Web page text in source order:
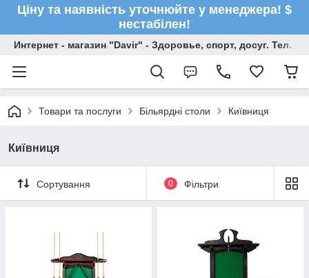
Ціну та наявність уточнюйте у менеджера! $
нестабілен!
Интернет - магазин "Davir" - Здоровье, спорт, досуг. Тел.
Товари та послуги Більярдні столи Київниця
Київниця
Сортування 0 Фільтри